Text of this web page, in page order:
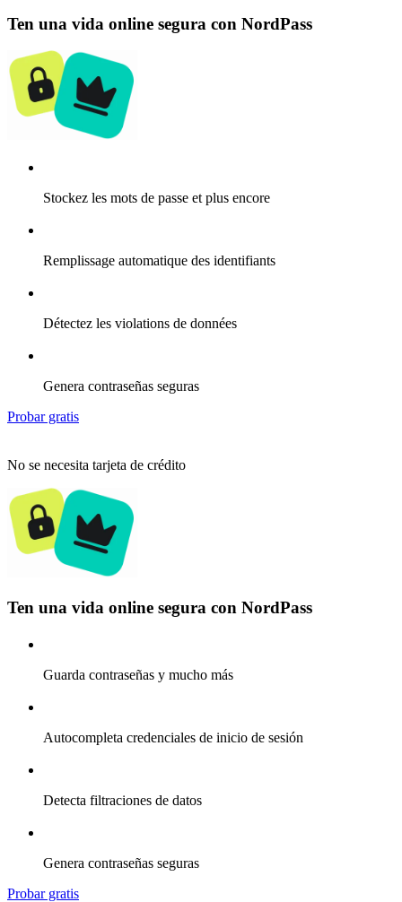
Ten una vida online segura con NordPass
Stockez les mots de passe et plus encore
Remplissage automatique des identifiants
Détectez les violations de données
Genera contraseñas seguras
Probar gratis
No se necesita tarjeta de crédito
Ten una vida online segura con NordPass
Guarda contraseñas y mucho más
Autocompleta credenciales de inicio de sesión
Detecta filtraciones de datos
Genera contraseñas seguras
Probar gratis